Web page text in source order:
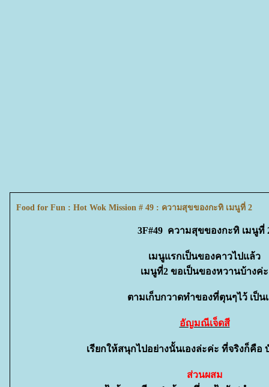
Food for Fun : Hot Wok Mission # 49 : ความสุขของกะทิ เมนูที่ 2
3F#49 ความสุขของกะทิ เมนูที่
เมนูแรกเป็นของคาวไปแล้ว
เมนูที่2 ขอเป็นของหวานบ้างค่ะ
ตามเก็บกวาดทำของที่ตุนๆไว้ เป็น
อัญมณีเจ็ดสี
เรียกให้สนุกไปอย่างนั้นเองล่ะค่ะ ที่จริงก็คือ
ส่วนผสม